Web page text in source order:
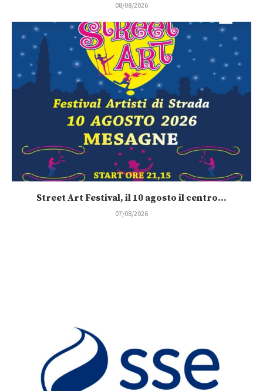
08/08/2026
Street Art Festival, il 10 agosto il centro...
07/08/2026